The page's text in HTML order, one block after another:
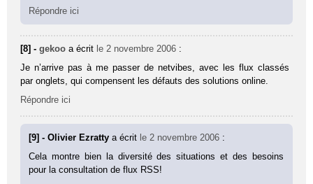
Répondre ici
[8] -gekoo a écrit le 2 novembre 2006 :
Je n’arrive pas à me passer de netvibes, avec les flux classés
par onglets, qui compensent les défauts des solutions online.
Répondre ici
[9] - Olivier Ezrattya écrit le 2 novembre 2006 :
Cela montre bien la diversité des situations et des besoins
pour la consultation de flux RSS!